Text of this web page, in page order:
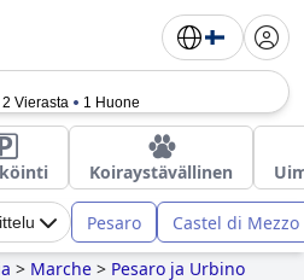
2 Vierasta 1 Huone
Koiraystävällinen
Pesaro Castel di Mezzo
> Marche > Pesaro ja Urbino